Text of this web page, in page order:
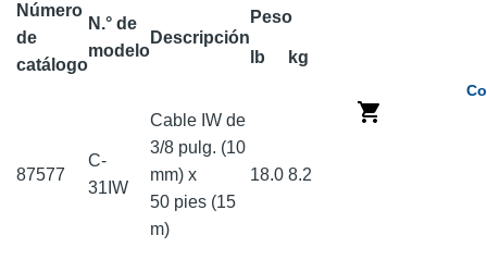
Número
de
catálogo
N.° de
modelo
Descripción
Peso
lb kg
87577
C-
31IW
Cable IW de
3/8 pulg. (10
mm) x
50 pies (15
m)
18.0 8.2